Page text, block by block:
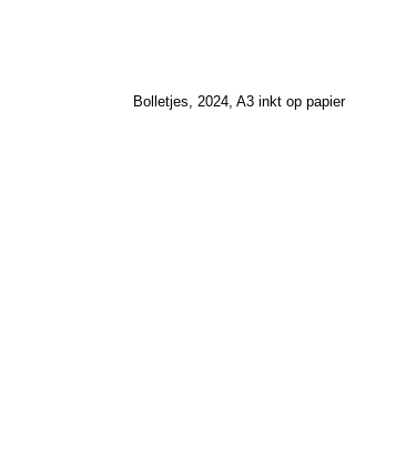
Bolletjes, 2024, A3 inkt op papier